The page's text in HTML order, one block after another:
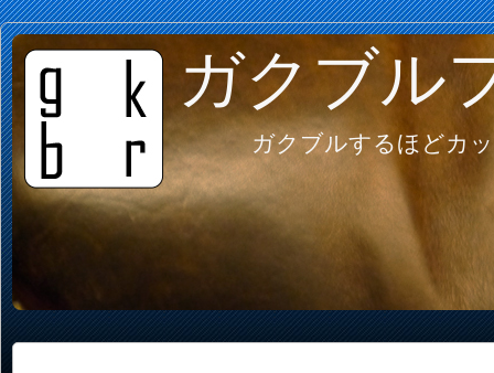
ガクブル
ガクブルするほどカ